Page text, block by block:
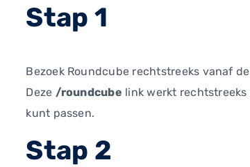
Stap 1
Bezoek Roundcube rechtstreeks vanaf
Deze /roundcube link werkt
kunt passen.
Stap 2